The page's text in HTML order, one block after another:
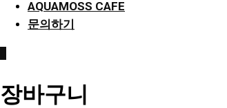
AQUAMOSS CAFE
문의하기
장바구니